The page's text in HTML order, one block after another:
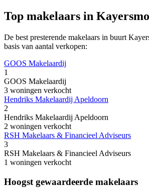
Top makelaars in
De best presterende makelaars in buurt
basis van aantal verkopen:
GOOS Makelaardij
1
GOOS Makelaardij
3 woningen verkocht
Hendriks Makelaardij Apeldoorn
2
Hendriks Makelaardij Apeldoorn
2 woningen verkocht
RSH Makelaars & Financieel Adviseurs
3
RSH Makelaars & Financieel Adviseurs
1 woningen verkocht
Hoogst gewaardeerde makelaars